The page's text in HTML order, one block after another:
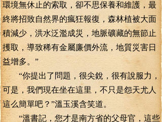
環境無休止的索取，卻不思保養和維護，最
終將招致自然界的瘋狂報復，森林植被大面
積減少，洪水泛濫成災，地脈礦藏的無節止
擭取，導致稀有金屬廉價外流，地質災害日
益增多。”
“你提出了問題，很尖銳，很有說服力，
可是，我們現在坐在這里，不只是怨天尤人
這么簡單吧？”溫玉溪含笑道。
“溫書記，您才是南方省的父母官，這些